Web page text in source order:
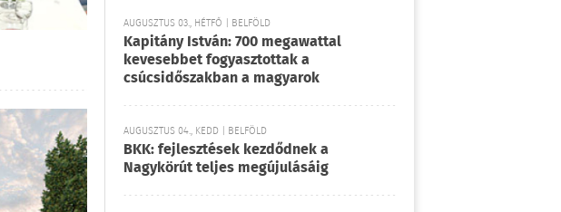
AUGUSZTUS 03., HÉTFŐ | BELFÖLD
Kapitány István: 700 megawattal
kevesebbet fogyasztottak a
csúcsidőszakban a magyarok
AUGUSZTUS 04., KEDD | BELFÖLD
BKK: fejlesztések kezdődnek a
Nagykörút teljes megújulásáig